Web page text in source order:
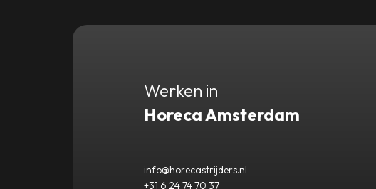
Werken in
Horeca Amsterdam
info@horecastrijders.nl
+31 6 24 74 70 37